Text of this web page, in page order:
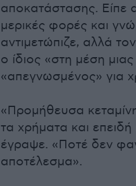
αποκατάστασης. Είπε
μερικές φορές και
αντιμετώπιζε, αλλά
ο ίδιος «στη μέση
«απεγνωσμένος» για
«Προμήθευσα
τα χρήματα και
έγραψε. «Ποτέ δεν
αποτέλεσμα».